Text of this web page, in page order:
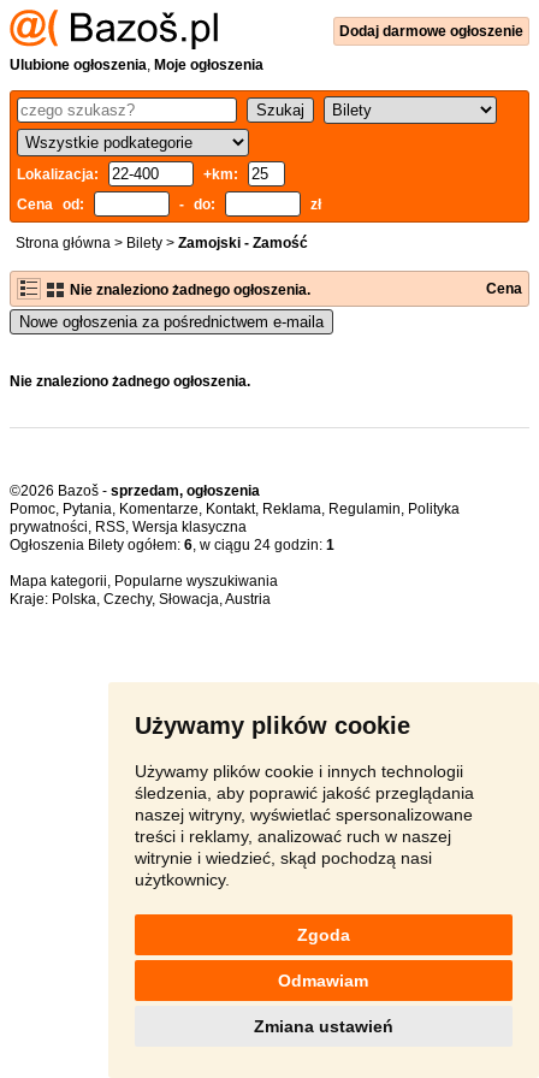
Używamy plików cookie
Używamy plików cookie i innych technologii
śledzenia, aby poprawić jakość przeglądania
naszej witryny, wyświetlać spersonalizowane
treści i reklamy, analizować ruch w naszej
witrynie i wiedzieć, skąd pochodzą nasi
użytkownicy.
Zgoda
Odmawiam
Zmiana ustawień
Dodaj darmowe ogłoszenie
Ulubione ogłoszenia, Moje ogłoszenia
Lokalizacja:
+km:
Cena od:
- do: zł
Strona główna > Bilety > Zamojski - Zamość
Nie znaleziono żadnego ogłoszenia. Cena
Nowe ogłoszenia za pośrednictwem e-maila
Nie znaleziono żadnego ogłoszenia.
©2026 Bazoš - sprzedam, ogłoszenia
Pomoc, Pytania, Komentarze, Kontakt, Reklama, Regulamin, Polityka
prywatności, RSS,
Ogłoszenia Bilety ogółem: 6, w ciągu 24 godzin: 1
Mapa kategorii, Popularne wyszukiwania
Kraje: Polska, Czechy, Słowacja,Austria